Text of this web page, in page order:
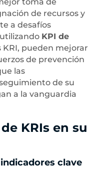
toma de
de recursos y
a desafíos
KPI de
KRI, pueden mejorar
de prevención
las
de su
a la vanguardia
KRIs en su
clave